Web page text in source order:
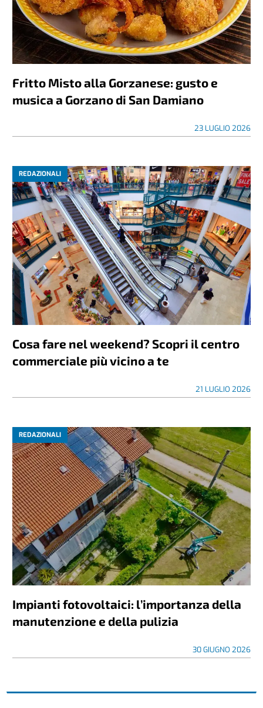
Fritto Misto alla Gorzanese: gusto e
musica a Gorzano di San Damiano
23 LUGLIO 2026
REDAZIONALI
Cosa fare nel weekend? Scopri il centro
commerciale più vicino a te
21 LUGLIO 2026
REDAZIONALI
Impianti fotovoltaici: l’importanza della
manutenzione e della pulizia
30 GIUGNO 2026